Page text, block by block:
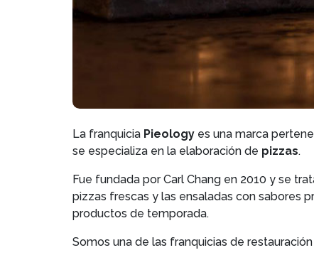
La franquicia Pieology es una marca
se especializa en la elaboración de pizzas.
Fue fundada por Carl Chang en 2010 y se
pizzas frescas y las ensaladas con sabores
productos de temporada.
Somos una de las franquicias de